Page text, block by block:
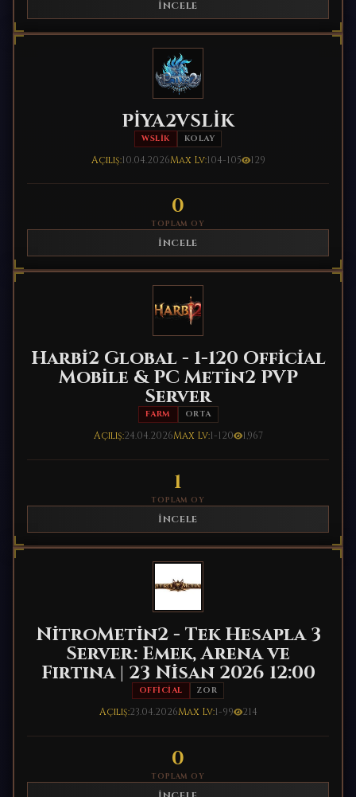
İNCELE
PİYA2VSLİK
WSLIK KOLAY
Açılış:10.04.2026Max Lv:104-105 129
0
TOPLAM OY
İNCELE
Harbi2 Global - 1-120 Official
Mobile & PC Metin2 PVP
Server
FARM ORTA
Açılış:24.04.2026Max Lv:1-120 1,967
1
TOPLAM OY
İNCELE
NitroMetin2 - Tek Hesapla 3
Server: Emek, Arena ve
Fırtına | 23 Nisan 2026 12:00
OFFICIAL ZOR
Açılış:23.04.2026Max Lv:1-99 214
0
TOPLAM OY